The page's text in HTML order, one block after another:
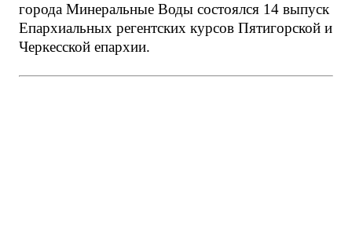
города Минеральные Воды состоялся 14 выпуск
Епархиальных регентских курсов Пятигорской и
Черкесской епархии.